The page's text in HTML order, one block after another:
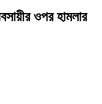
ওপর হামলার